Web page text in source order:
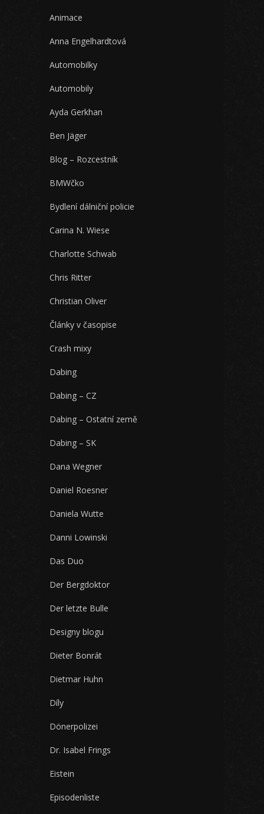
Animace
Anna Engelhardtová
Automobilky
Automobily
Ayda Gerkhan
Ben Jäger
Blog – Rozcestník
BMWčko
Bydlení dálniční policie
Carina N. Wiese
Charlotte Schwab
Chris Ritter
Christian Oliver
Články v časopise
Crash mixy
Dabing
Dabing – CZ
Dabing – Ostatní země
Dabing – SK
Dana Wegner
Daniel Roesner
Daniela Wutte
Danni Lowinski
Das Duo
Der Bergdoktor
Der letzte Bulle
Designy blogu
Dieter Bonrát
Dietmar Huhn
Díly
Dönerpolizei
Dr. Isabel Frings
Eistein
Episodenliste